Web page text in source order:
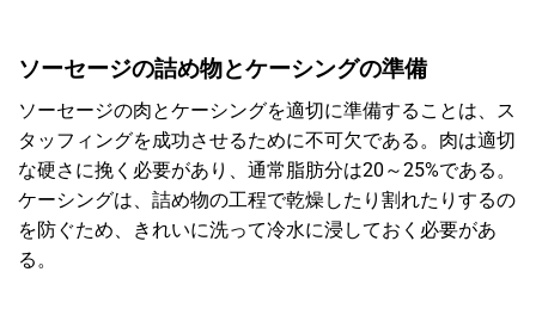
ソーセージの詰め物とケーシングの準備
ソーセージの肉とケーシングを適切に準備することは、ス
タッフィングを成功させるために不可欠である。肉は適切
な硬さに挽く必要があり、通常脂肪分は20～25%である。
ケーシングは、詰め物の工程で乾燥したり割れたりするの
を防ぐため、きれいに洗って冷水に浸しておく必要があ
る。